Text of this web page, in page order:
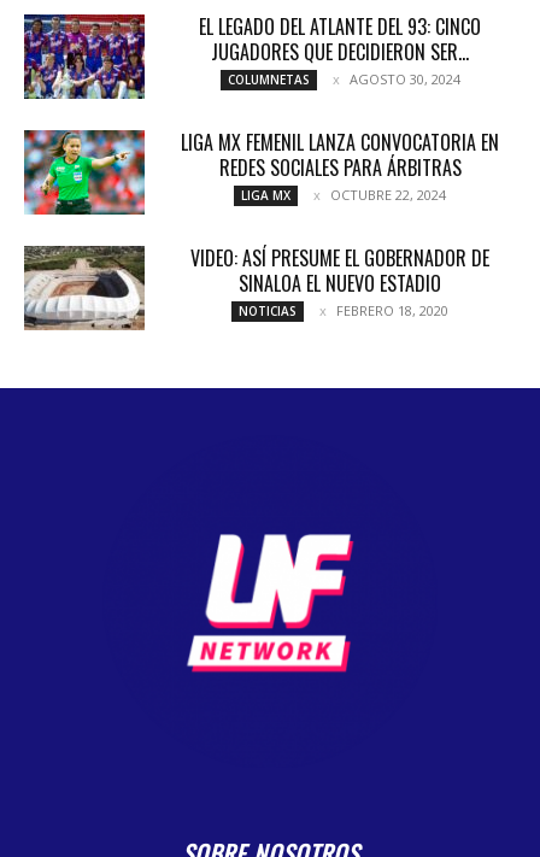
EL LEGADO DEL ATLANTE DEL 93: CINCO
JUGADORES QUE DECIDIERON SER...
COLUMNETAS AGOSTO 30, 2024
LIGA MX FEMENIL LANZA CONVOCATORIA EN
REDES SOCIALES PARA ÁRBITRAS
LIGA MX OCTUBRE 22, 2024
VIDEO: ASÍ PRESUME EL GOBERNADOR DE
SINALOA EL NUEVO ESTADIO
NOTICIAS FEBRERO 18, 2020